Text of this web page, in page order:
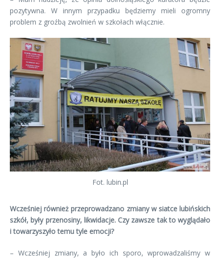
pozytywna. W innym przypadku będziemy mieli ogromny
problem z groźbą zwolnień w szkołach włącznie.
Fot. lubin.pl
Wcześniej również przeprowadzano zmiany w siatce lubińskich
szkół, były przenosiny, likwidacje. Czy zawsze tak to wyglądało
i towarzyszyło temu tyle emocji?
– Wcześniej zmiany, a było ich sporo, wprowadzaliśmy w